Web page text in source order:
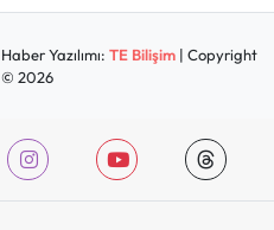
Haber Yazılımı: TE Bilişim| Copyright
© 2026